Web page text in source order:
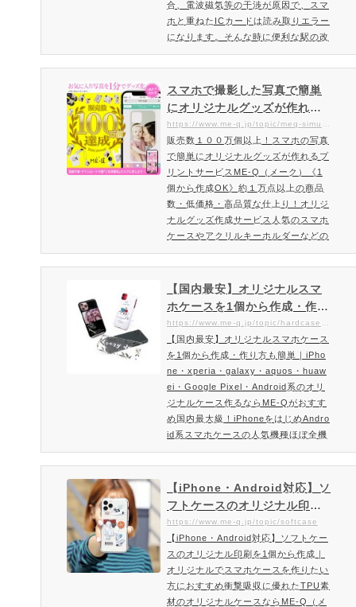
合、電波磁気等の干渉が原因で、スマ
ホと重ねたICカードは読み取りエラー
になります。そんな時に便利な駅の改
札やコンビニなど非接触ICカードの読
み取りエラーを防ぐ「磁気干渉エラー
防止シート」。カード収納スマホケー
スには必須のアイテム。忘れてはなら
ない磁気対策に効果的です。磁気エラ
ートを挟むだけで解消。スマホとカー
ドの間に挟んで使う事で…
スマホで撮影した写真で簡単
にオリジナルグッズが作れる
サービスME-Q（メーク）
販売数１００万個以上！スマホの写真
で簡単にオリジナルグッズが作れるプ
リントサービスME-Q（メーク）《1
個から作成OK》約１万点以上の商品
数・低価格・高品質な仕上り！オリジ
ナルグッズ作成サービス人気のスマホ
ケースやアクリルキーホルダーなどの
アクリルグッズ、Tシャツ・バッグ・
季節商材。アウトドアグッズ・食器・
国内随時の特殊印刷で360度デザイン
できるコップ類など他にはない商材が
充実しております。スマホから簡単作
ルグッズを格安で1個から作れるME-
Q！ME-Q（メーク）とは、誰でも…
【国内最安】オリジナルスマ
ホケースを1個から作成・作り
方も簡単｜iPhone・xperi
a・galaxy・aquos・huawe
i・Google Pixel・Android
系のオリジナルケース作るな
らME-Qがおすすめ
【国内最安】オリジナルスマホケース
を1個から作成・作り方も簡単｜iPho
ne・xperia・galaxy・aquos・huaw
ei・Google Pixel・Android系のオリ
ジナルケース作るならME-Qがおすす
め国内最大級！iPhoneをはじめAndro
id系スマホケースの人気機種ほぼ全機
種対応！オリジナルスマホケース。国
内最安＆国内最大級の品揃え！スマホ
ケース(ハードケース)のオリジナルス
マホケースの制作。1個から作成OK。
オリジナルスマホケースを作成したい
オリジナル作成ならME-Q（メーク）
ME-Q(メーク)で製作しているオリ
ジ…
【iPhone・Android対応】ソ
フトケースのオリジナル印刷
を1個から作成｜オリジナルで
スマホケースを作りたい方に
おすすめ衝撃吸収に優れたTP
U素材のオリジナルケースなら
ME-Q（メーク）
https://www.me-q.jp/topic/softcase
【iPhone・Android対応】ソフトケー
スのオリジナル印刷を1個から作成｜
オリジナルでスマホケースを作りたい
方におすすめ衝撃吸収に優れたTPU素
材のオリジナルケースならME-Q（メ